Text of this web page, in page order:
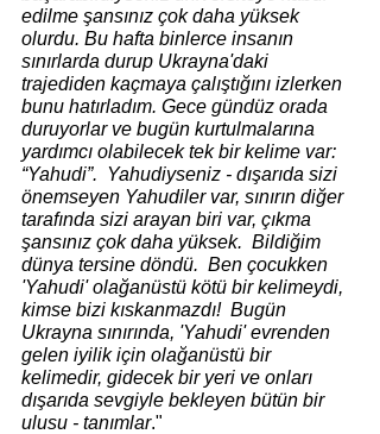
edilme şansınız çok daha yüksek
olurdu. Bu hafta binlerce insanın
sınırlarda durup Ukrayna'daki
trajediden kaçmaya çalıştığını izlerken
bunu hatırladım. Gece gündüz orada
duruyorlar ve bugün kurtulmalarına
yardımcı olabilecek tek bir kelime var:
“Yahudi”.  Yahudiyseniz - dışarıda sizi
önemseyen Yahudiler var, sınırın diğer
tarafında sizi arayan biri var, çıkma
şansınız çok daha yüksek.  Bildiğim
dünya tersine döndü.  Ben çocukken
'Yahudi' olağanüstü kötü bir kelimeydi,
kimse bizi kıskanmazdı!  Bugün
Ukrayna sınırında, 'Yahudi' evrenden
gelen iyilik için olağanüstü bir
kelimedir, gidecek bir yeri ve onları
dışarıda sevgiyle bekleyen bütün bir
ulusu - tanımlar."